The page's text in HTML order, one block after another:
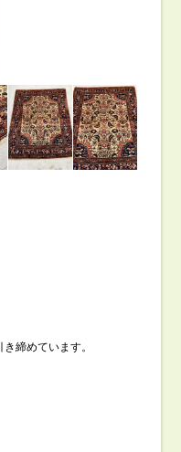
締めています。